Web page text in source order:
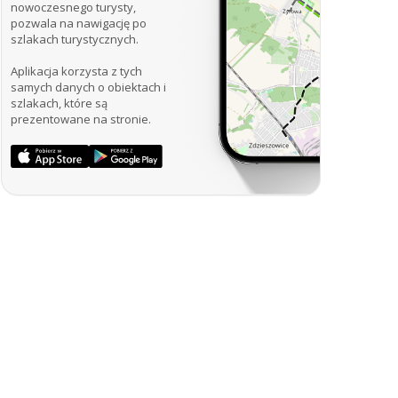
nowoczesnego turysty,
pozwala na nawigację po
szlakach turystycznych.
Aplikacja korzysta z tych
samych danych o obiektach i
szlakach, które są
prezentowane na stronie.